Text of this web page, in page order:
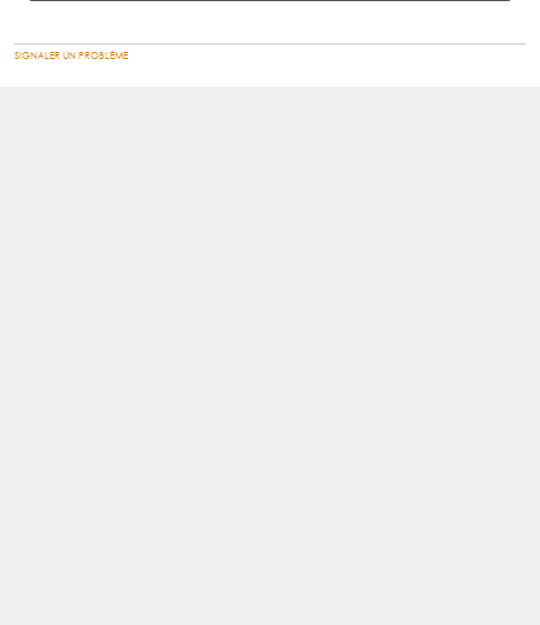
SIGNALER UN PROBLÈME